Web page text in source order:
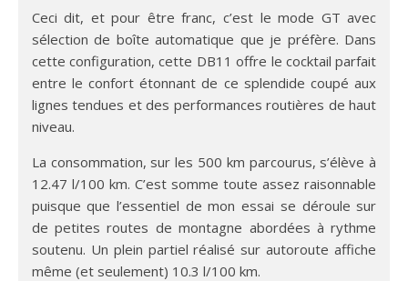
Ceci dit, et pour être franc, c’est le mode GT avec
sélection de boîte automatique que je préfère. Dans
cette configuration, cette DB11 offre le cocktail parfait
entre le confort étonnant de ce splendide coupé aux
lignes tendues et des performances routières de haut
niveau.
La consommation, sur les 500 km parcourus, s’élève à
12.47 l/100 km. C’est somme toute assez raisonnable
puisque que l’essentiel de mon essai se déroule sur
de petites routes de montagne abordées à rythme
soutenu. Un plein partiel réalisé sur autoroute affiche
même (et seulement) 10.3 l/100 km.